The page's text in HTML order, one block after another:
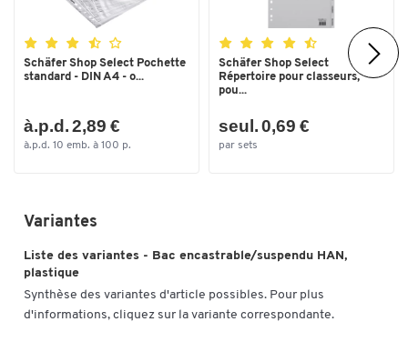
Schäfer Shop Select Pochette
standard - DIN A4 - o...
à.p.d. 2,89 €
à.p.d. 10 emb. à 100 p.
Schäfer Shop Select
Répertoire pour classeurs,
pou...
seul. 0,69 €
par sets
Variantes
Liste des variantes - Bac encastrable/suspendu HAN,
plastique
Synthèse des variantes d'article possibles. Pour plus
d'informations, cliquez sur la variante correspondante.